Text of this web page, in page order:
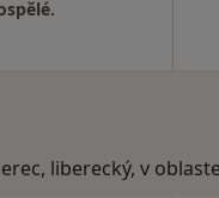
liberecký, v